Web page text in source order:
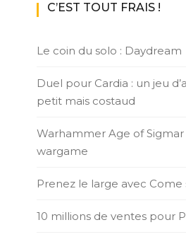
C’EST TOUT FRAIS !
Le coin du solo : Daydream
Duel pour Cardia : un jeu
petit mais costaud
Warhammer Age of
wargame
Prenez le large avec Come
10 millions de ventes pour